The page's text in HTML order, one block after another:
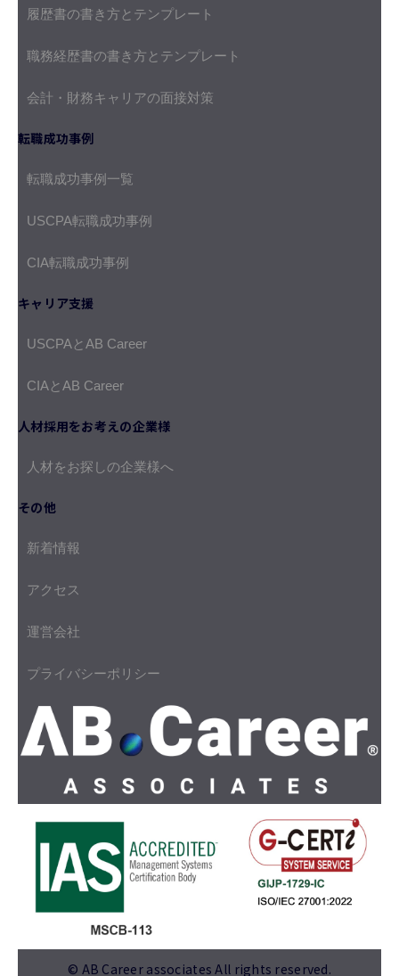
履歴書の書き方とテンプレート
職務経歴書の書き方とテンプレート
会計・財務キャリアの面接対策
転職成功事例
転職成功事例一覧
USCPA転職成功事例
CIA転職成功事例
キャリア支援
USCPAとAB Career
CIAとAB Career
人材採用をお考えの企業様
人材をお探しの企業様へ
その他
新着情報
アクセス
運営会社
プライバシーポリシー
© AB Career associates All rights reserved.